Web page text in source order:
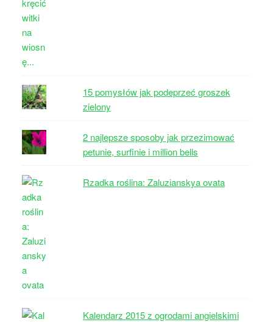
15 pomysłów jak podeprzeć groszek
zielony
2 najlepsze sposoby jak przezimować
petunie, surfinie i million bells
Rzadka roślina: Zaluzianskya ovata
Kalendarz 2015 z ogrodami angielskimi